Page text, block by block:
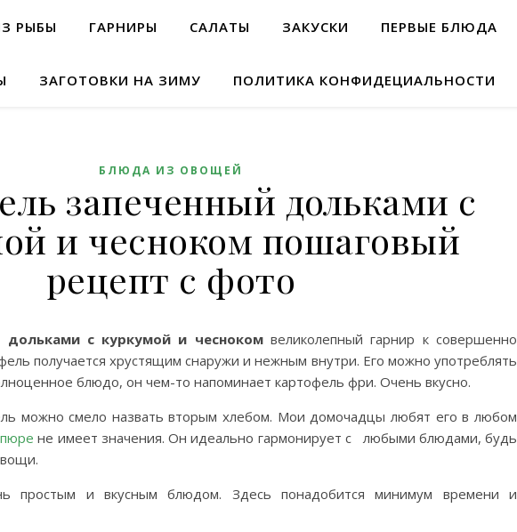
РЫБЫ ГАРНИРЫ САЛАТЫ ЗАКУСКИ ПЕРВЫЕ БЛЮДА
ЗАГОТОВКИ НА ЗИМУ ПОЛИТИКА КОНФИДЕЦИАЛЬНОСТИ
БЛЮДА ИЗ ОВОЩЕЙ
запеченный дольками с
и чесноком пошаговый
рецепт с фото
дольками с куркумой и чеснокомвеликолепный гарнир к совершенно
получается хрустящим снаружи и нежным внутри. Его можно употреблять
блюдо, он чем-то напоминает картофель фри. Очень вкусно.
можно смело назвать вторым хлебом. Мои домочадцы любят его в любом
пюре не имеет значения. Он идеально гармонирует с любыми блюдами, будь
простым и вкусным блюдом. Здесь понадобится минимум времени и